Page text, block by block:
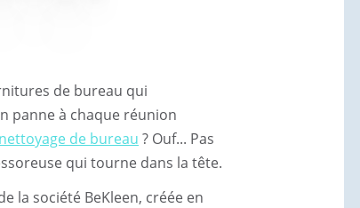
de bureau qui
panne à chaque réunion
nettoyage de bureau ? Ouf... Pas
qui tourne dans la tête.
la société BeKleen, créée en